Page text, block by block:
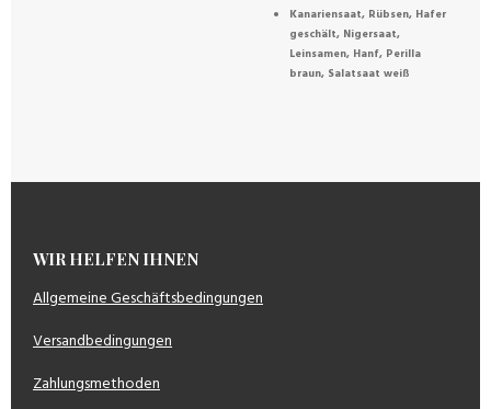
Kanariensaat, Rübsen, Hafer
geschält, Nigersaat,
Leinsamen, Hanf, Perilla
braun, Salatsaat weiß
WIR HELFEN IHNEN
Allgemeine Geschäftsbedingungen
Versandbedingungen
Zahlungsmethoden